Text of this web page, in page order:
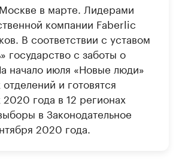
в марте. Лидерами
компании Faberlic
В соответствии с уставом
государство с заботы о
начало июля «Новые люди»
и готовятся
года в 12 регионах
в Законодательное
2020 года.